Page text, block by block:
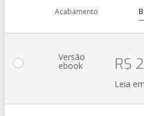
Acabamento
Versão
ebook R$
Leia